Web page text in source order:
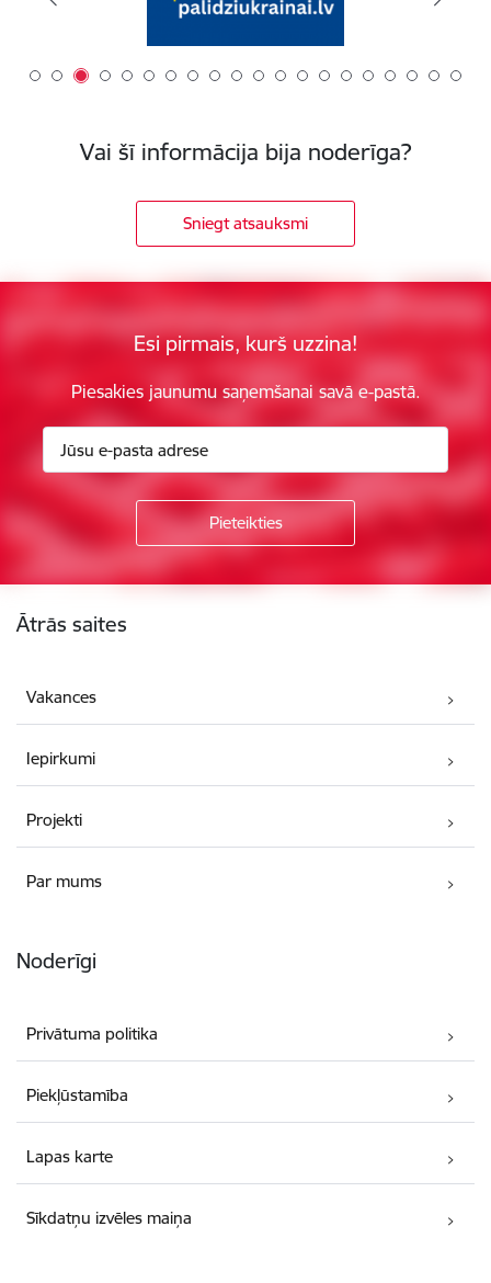
Vai šī informācija bija noderīga?
Sniegt atsauksmi
Esi pirmais, kurš uzzina!
Piesakies jaunumu saņemšanai savā e-pastā.
Ātrās saites
Vakances
Iepirkumi
Projekti
Par mums
Noderīgi
Privātuma politika
Piekļūstamība
Lapas karte
Sīkdatņu izvēles maiņa